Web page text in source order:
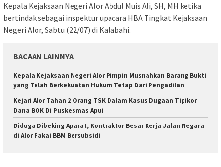
Kepala Kejaksaan Negeri Alor Abdul Muis Ali, SH, MH ketika
bertindak sebagai inspektur upacara HBA Tingkat Kejaksaan
Negeri Alor, Sabtu (22/07) di Kalabahi.
BACAAN LAINNYA
Kepala Kejaksaan Negeri Alor Pimpin Musnahkan Barang Bukti
yang Telah Berkekuatan Hukum Tetap Dari Pengadilan
Kejari Alor Tahan 2 Orang TSK Dalam Kasus Dugaan Tipikor
Dana BOK Di Puskesmas Apui
Diduga Dibeking Aparat, Kontraktor Besar Kerja Jalan Negara
di Alor Pakai BBM Bersubsidi